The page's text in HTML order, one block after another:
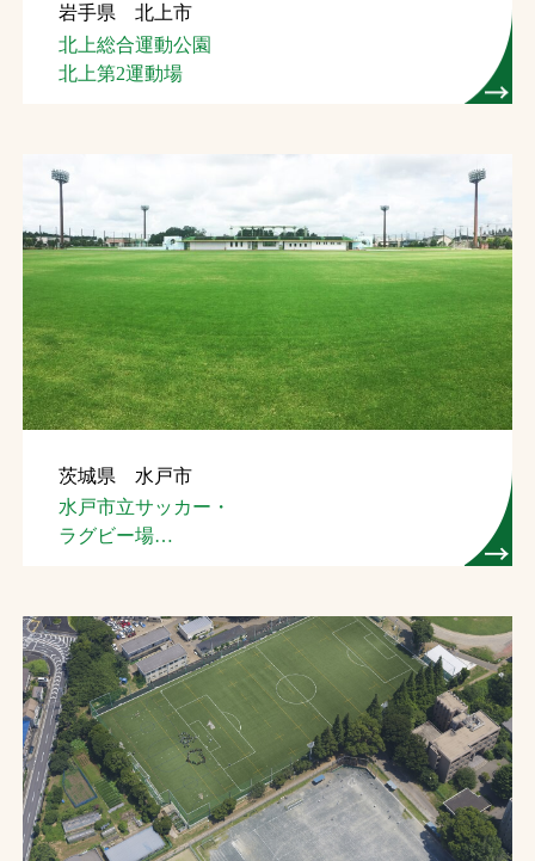
岩手県 北上市
北上総合運動公園
北上第2運動場
茨城県 水戸市
水戸市立サッカー・
ラグビー場